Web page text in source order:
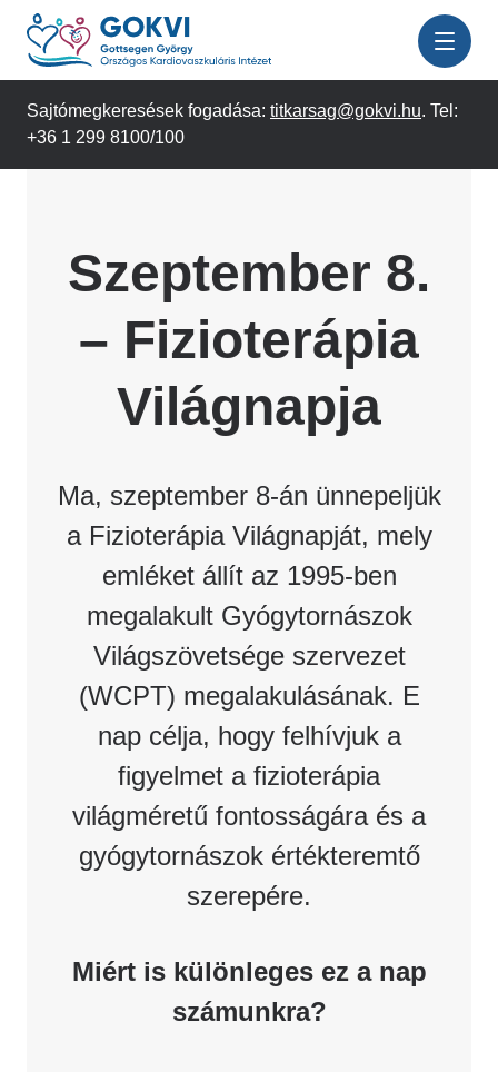
Ugrás
tartalomra
Sajtómegkeresések fogadása: titkarsag@gokvi.hu. Tel:
+36 1 299 8100/100
Szeptember 8.
– Fizioterápia
Világnapja
Ma, szeptember 8-án ünnepeljük
a Fizioterápia Világnapját, mely
emléket állít az 1995-ben
megalakult Gyógytornászok
Világszövetsége szervezet
(WCPT) megalakulásának. E
nap célja, hogy felhívjuk a
figyelmet a fizioterápia
világméretű fontosságára és a
gyógytornászok értékteremtő
szerepére.
Miért is különleges ez a nap
számunkra?